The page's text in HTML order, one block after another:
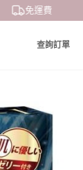
免運費
查詢訂單